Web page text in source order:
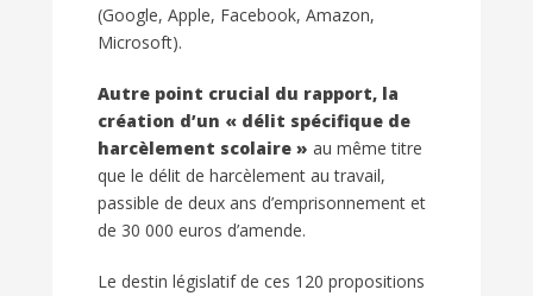
(Google, Apple, Facebook, Amazon,
Microsoft).
Autre point crucial du rapport, la
création d’un « délit spécifique de
harcèlement scolaire » au même titre
que le délit de harcèlement au travail,
passible de deux ans d’emprisonnement et
de 30 000 euros d’amende.
Le destin législatif de ces 120 propositions